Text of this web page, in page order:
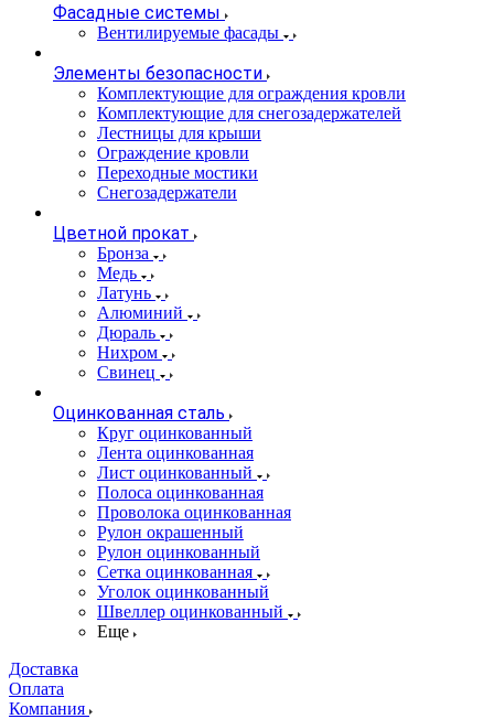
Фасадные системы
Вентилируемые фасады
Элементы безопасности
Комплектующие для ограждения кровли
Комплектующие для снегозадержателей
Лестницы для крыши
Ограждение кровли
Переходные мостики
Снегозадержатели
Цветной прокат
Бронза
Медь
Латунь
Алюминий
Дюраль
Нихром
Свинец
Оцинкованная сталь
Круг оцинкованный
Лента оцинкованная
Лист оцинкованный
Полоса оцинкованная
Проволока оцинкованная
Рулон окрашенный
Рулон оцинкованный
Сетка оцинкованная
Уголок оцинкованный
Швеллер оцинкованный
Еще
Доставка
Оплата
Компания